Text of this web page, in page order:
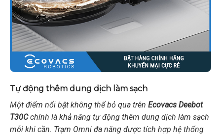
Tự động thêm dung dịch làm sạch
Một điểm nổi bật không thể bỏ qua trên Ecovacs Deebot
T30Cchính là khả năng tự động thêm dung dịch làm sạch
mỗi khi cần. Trạm Omni đa năng được tích hợp hệ thống